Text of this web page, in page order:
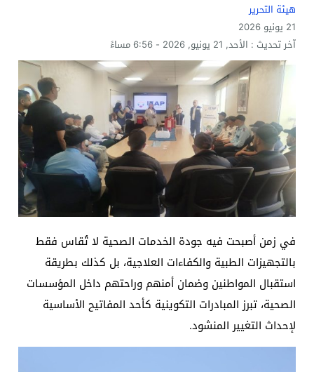
هيئة التحرير
21 يونيو 2026
آخر تحديث : الأحد, 21 يونيو, 2026 - 6:56 مساءً
في زمن أصبحت فيه جودة الخدمات الصحية لا تُقاس فقط
بالتجهيزات الطبية والكفاءات العلاجية، بل كذلك بطريقة
استقبال المواطنين وضمان أمنهم وراحتهم داخل المؤسسات
الصحية، تبرز المبادرات التكوينية كأحد المفاتيح الأساسية
لإحداث التغيير المنشود.